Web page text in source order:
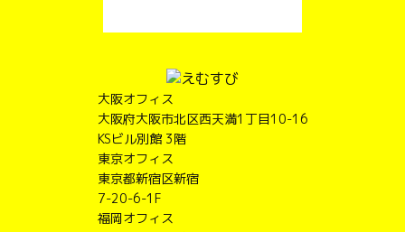
大阪オフィス
大阪府大阪市北区西天満1丁目10-16
KSビル別館 3階
東京オフィス
東京都新宿区新宿
7-20-6-1F
福岡オフィス